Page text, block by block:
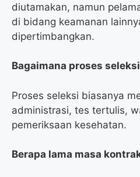
diutamakan, namun
di bidang keamanan
dipertimbangkan.
Bagaimana proses
Proses seleksi biasanya
administrasi, tes tertulis,
pemeriksaan kesehatan.
Berapa lama masa